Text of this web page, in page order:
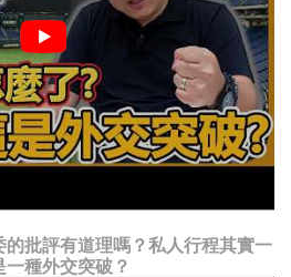
批評有道理嗎？私人行程其實一
種外交突破？